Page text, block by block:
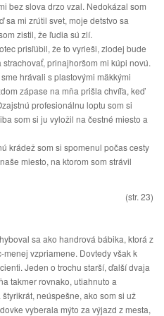
bez slova drzo vzal. Nedokázal som
sa mi zrútil svet, moje detstvo sa
zistil, že ľudia sú zlí.
prisľúbil, že to vyrieši, zlodej bude
prinajhoršom mi kúpi novú.
hrávali s plastovými mäkkými
zápase na mňa prišla chvíľa, keď
profesionálnu loptu som si
som si ju vyložil na čestné miesto a
krádež som si spomenul počas cesty
miesto, na ktorom som strávil
(str. 23)
sa ako handrová bábika, ktorá z
vzpriamene. Dovtedy však k
Jeden o trochu starší, ďalší dvaja
takmer rovnako, utiahnuto a
neúspešne, ako som si už
vyberala mýto za výjazd z mesta,